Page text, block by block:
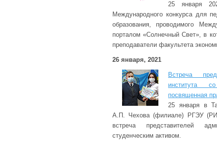
25 января
Международного конкурса для
образования, проводимого
порталом «Солнечный Свет», в
преподаватели факультета
26 января, 2021
Встреча
института
посвященная
25 января в
А.П. Чехова (филиале) РГЭУ
встреча представителей
студенческим активом.